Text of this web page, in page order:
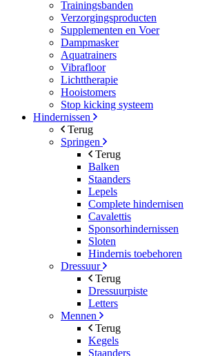
Trainingsbanden
Verzorgingsproducten
Supplementen en Voer
Dampmasker
Aquatrainers
Vibrafloor
Lichttherapie
Hooistomers
Stop kicking systeem
Hindernissen
Terug
Springen
Terug
Balken
Staanders
Lepels
Complete hindernisen
Cavalettis
Sponsorhindernissen
Sloten
Hindernis toebehoren
Dressuur
Terug
Dressuurpiste
Letters
Mennen
Terug
Kegels
Staanders